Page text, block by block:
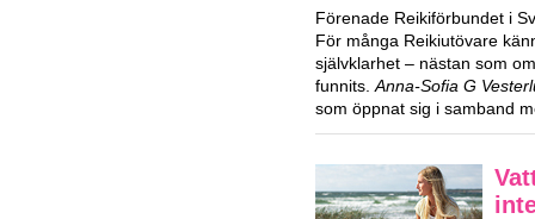
Förenade Reikiförbundet i
För många Reikiutövare
självklarhet – nästan som
funnits. Anna-Sofia G
som öppnat sig i samband